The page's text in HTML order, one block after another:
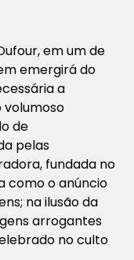
em um de
emergirá do
a
volumoso
de
pelas
fundada no
como o anúncio
na ilusão da
arrogantes
no culto